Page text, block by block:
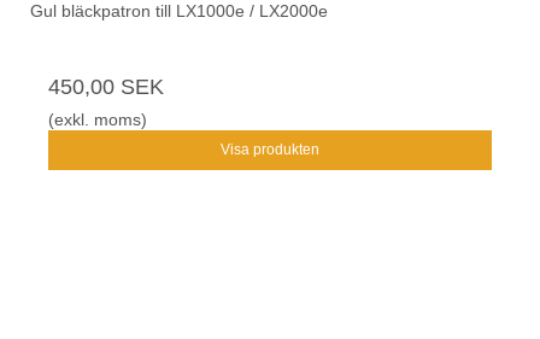
Gul bläckpatron till LX1000e / LX2000e
450,00 SEK
(exkl. moms)
Visa produkten